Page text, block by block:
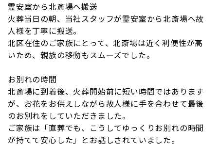
霊安室から北斎場へ搬送
火葬当日の朝、当社スタッフが霊安室から北斎場へ故
人様を丁寧に搬送。
北区在住のご家族にとって、北斎場は近く利便性が高
いため、親族の移動もスムーズでした。
お別れの時間
北斎場に到着後、火葬開始前に短い時間ではあります
が、お花をお供えしながら故人様に手を合わせて最後
のお別れをしていただきました。
ご家族は「直葬でも、こうしてゆっくりお別れの時間
が持てて安心した」とお話しされていました。